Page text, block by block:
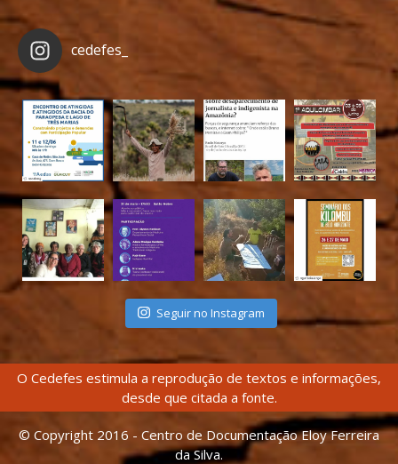
cedefes_
Seguir no Instagram
O Cedefes estimula a reprodução de textos e informações,
desde que citada a fonte.
© Copyright 2016 - Centro de Documentação Eloy Ferreira
da Silva.